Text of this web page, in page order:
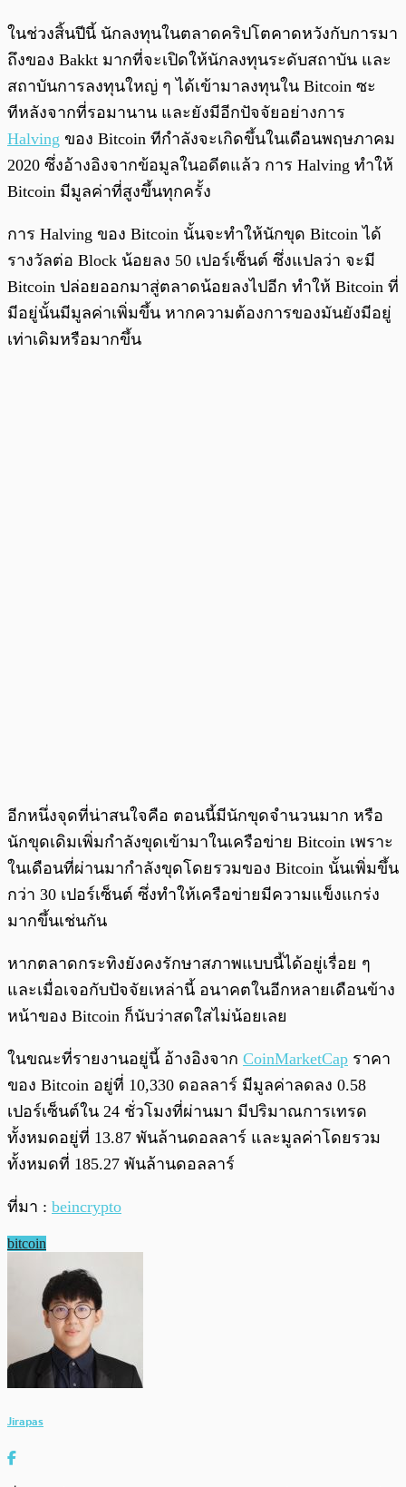
ในช่วงสิ้นปีนี้ นักลงทุนในตลาดคริปโตคาดหวังกับการมา
ถึงของ Bakkt มากที่จะเปิดให้นักลงทุนระดับสถาบัน และ
สถาบันการลงทุนใหญ่ ๆ ได้เข้ามาลงทุนใน Bitcoin ซะ
ทีหลังจากที่รอมานาน และยังมีอีกปัจจัยอย่างการ
Halving ของ Bitcoin ทีกำลังจะเกิดขึ้นในเดือนพฤษภาคม
2020 ซึ่งอ้างอิงจากข้อมูลในอดีตแล้ว การ Halving ทำให้
Bitcoin มีมูลค่าที่สูงขึ้นทุกครั้ง
การ Halving ของ Bitcoin นั้นจะทำให้นักขุด Bitcoin ได้
รางวัลต่อ Block น้อยลง 50 เปอร์เซ็นต์ ซึ่งแปลว่า จะมี
Bitcoin ปล่อยออกมาสู่ตลาดน้อยลงไปอีก ทำให้ Bitcoin ที่
มีอยู่นั้นมีมูลค่าเพิ่มขึ้น หากความต้องการของมันยังมีอยู่
เท่าเดิมหรือมากขึ้น
อีกหนึ่งจุดที่น่าสนใจคือ ตอนนี้มีนักขุดจำนวนมาก หรือ
นักขุดเดิมเพิ่มกำลังขุดเข้ามาในเครือข่าย Bitcoin เพราะ
ในเดือนที่ผ่านมากำลังขุดโดยรวมของ Bitcoin นั้นเพิ่มขึ้น
กว่า 30 เปอร์เซ็นต์ ซึ่งทำให้เครือข่ายมีความแข็งแกร่ง
มากขึ้นเช่นกัน
หากตลาดกระทิงยังคงรักษาสภาพแบบนี้ได้อยู่เรื่อย ๆ
และเมื่อเจอกับปัจจัยเหล่านี้ อนาคตในอีกหลายเดือนข้าง
หน้าของ Bitcoin ก็นับว่าสดใสไม่น้อยเลย
ในขณะที่รายงานอยู่นี้ อ้างอิงจาก CoinMarketCap ราคา
ของ Bitcoin อยู่ที่ 10,330 ดอลลาร์ มีมูลค่าลดลง 0.58
เปอร์เซ็นต์ใน 24 ชั่วโมงที่ผ่านมา มีปริมาณการเทรด
ทั้งหมดอยู่ที่ 13.87 พันล้านดอลลาร์ และมูลค่าโดยรวม
ทั้งหมดที่ 185.27 พันล้านดอลลาร์
ที่มา : beincrypto
bitcoin
Jirapas